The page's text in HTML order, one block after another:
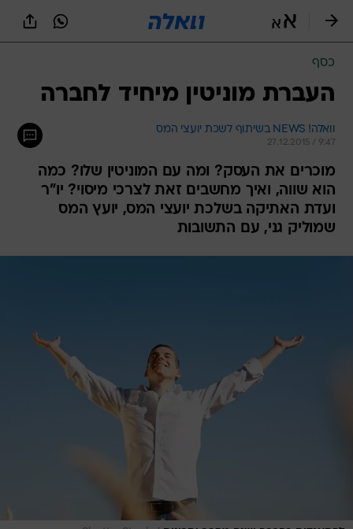
כסף
העברת מוניטין מיחיד לחברה
וואלה! NEWS בשיתוף לשכת יועצי המס
27.12.2015 / 9:47
מוכרים את העסק? ומה עם המוניטין שלו? כמה
הוא שווה, ואיך מחשבים זאת לצרכי מיסוי? יו"ר
ועדת האתיקה בשלכת יועצי המס, יועץ המס
שמוליק גני, עם התשובות